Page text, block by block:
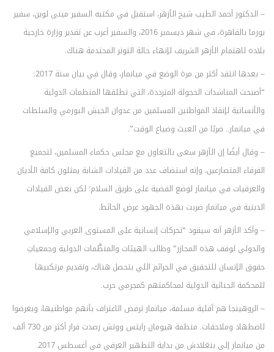
– الدكتور أحمد الطيب شيخ الأزهر، استقبل في مكتبه السفير مينى لوين، سفير
بورما بالقاهرة، في شهر ديسمبر 2016، والسفير أعرب عن تقدير وزارة خارجية
بلاده لاهتمام الأزهر الشريف لإنهاء حالة التوتر المحتدمة هناك.
– بعدها انتقد أكتر من مرة الوضع في ميانمار، وقال في بيان سنة 2017:
“أصبحت المناشدات الخجولة المترددة، التي تطلقها المنظمات الدولية
والأنسانية لإنقاذ المواطنين المسلمين من عدوان الجيش البورمي والسلطات
في ميانمار.. ضربًا من العبث وضياع الوقت”.
– وقال أيضًا إن الأزهر سعى بالتعاون مع مجلس حكماء المسلمين، لتجميع
الفرقاء المتصارعين، وإنه استضاف عدد من القيادات الشابة يمثلون كافة الأديان
والعرقيات في ميانمار لوضع القضية على طريق السلام؛ لكن بعض القيادات
الدينية في ميانمار ضربت بهذه الجهود عرض الحائط.
– وأكد الأزهر أنه سيقود “تحركات إنسانية على المستوى العربي والإسلامي
والدولي لوقف هذه المجازر” وطالب الهيئات والمنظَّمات الدولية وجمعياتِ
حقوق الإنسان للتحقيق في الجرائم اللي بتحصل هناك، وتقديم مرتكبيها
للمحكمة الجنائية الدولية لمحاكمتهم كمجرمي حرب.
– الروهينجا هم أقلية مسلمة، ميانمار ترفض الاعتراف بأنهم مواطنيها، ويعرضوا
لاضطهاد وملاحقات. منظمة هيومان رايتس ووتش رصدت فرار أكثر من 730 ألف
من ميانمار إلى بنغلادش من بداية التطهير العرقي في أغسطس 2017.